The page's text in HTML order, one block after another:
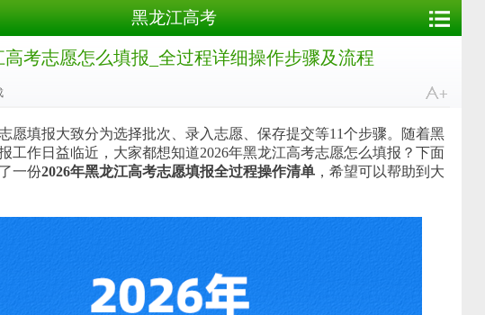
黑龙江高考
高考志愿怎么填报_全过程详细操作步骤及流程
填报大致分为选择批次、录入志愿、保存提交等11个步骤。随着黑
工作日益临近，大家都想知道2026年黑龙江高考志愿怎么填报？下面
一份2026年黑龙江高考志愿填报全过程操作清单，希望可以帮助到大